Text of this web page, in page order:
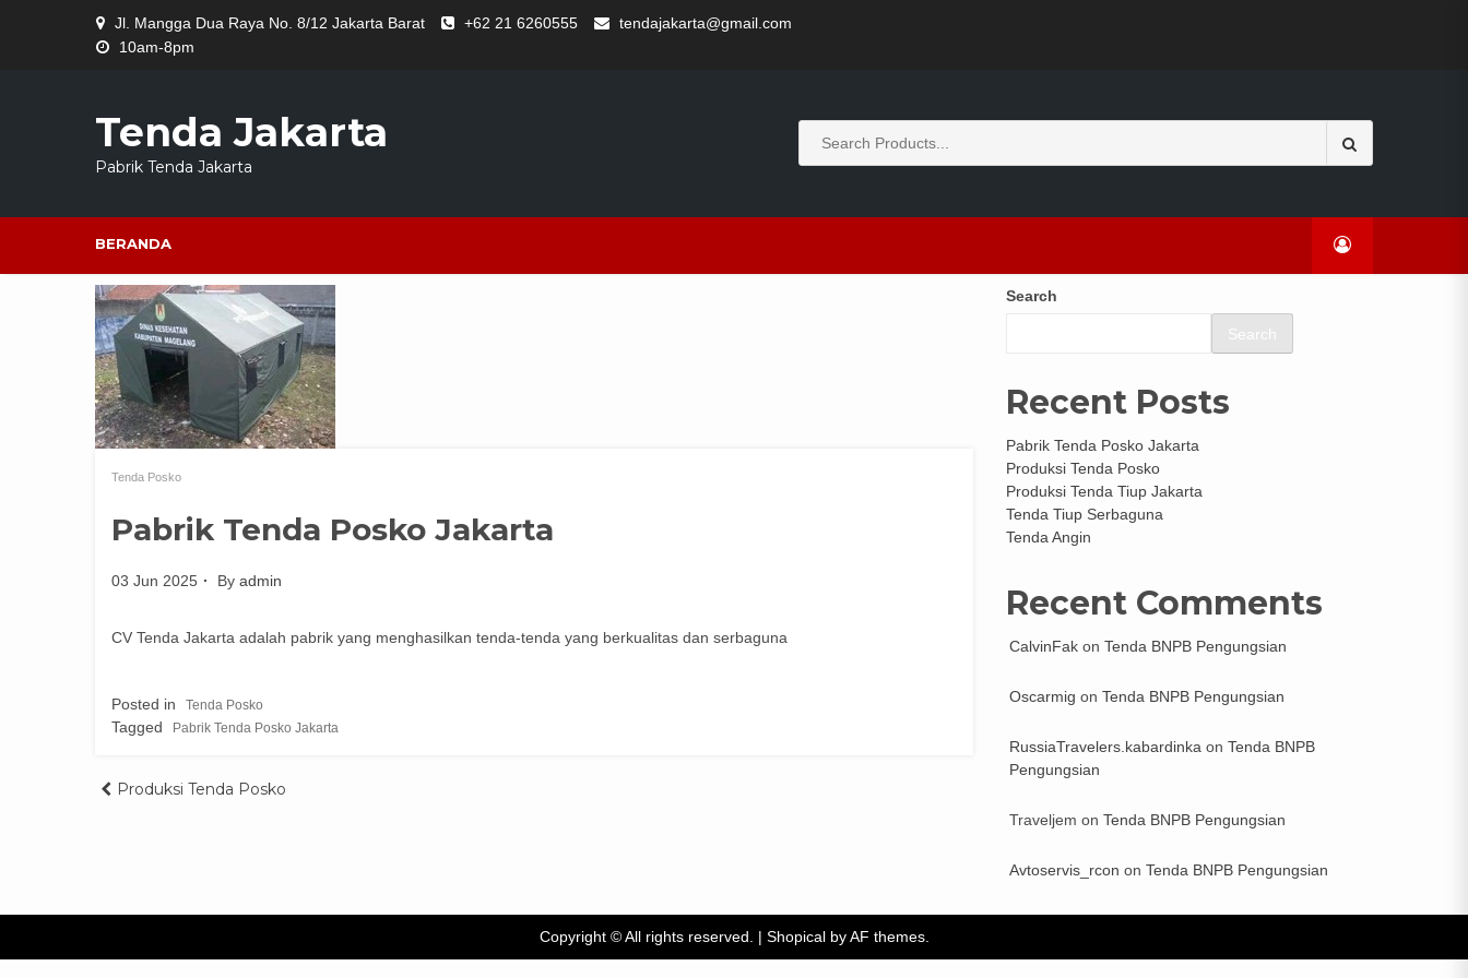
Jl. Mangga Dua Raya No. 8/12 Jakarta Barat +62 21 6260555
tendajakarta@gmail.com
10am-8pm
Tenda Jakarta
Pabrik Tenda Jakarta
BERANDA
Tenda Posko
Pabrik Tenda Posko Jakarta
03 Jun 2025 By admin
CV Tenda Jakarta adalah pabrik yang menghasilkan tenda-tenda yang berkualitas dan serbaguna
Posted in Tenda Posko
Tagged Pabrik Tenda Posko Jakarta
Post
Produksi Tenda Posko
Search
Search
Recent Posts
Pabrik Tenda Posko Jakarta
Produksi Tenda Posko
Produksi Tenda Tiup Jakarta
Tenda Tiup Serbaguna
Tenda Angin
Recent Comments
CalvinFak on Tenda BNPB Pengungsian
Oscarmig on Tenda BNPB Pengungsian
RussiaTravelers.kabardinka on Tenda BNPB
Pengungsian
Traveljem on Tenda BNPB Pengungsian
Avtoservis_rcon on Tenda BNPB Pengungsian
Copyright © All rights reserved. | Shopicalby AF themes.